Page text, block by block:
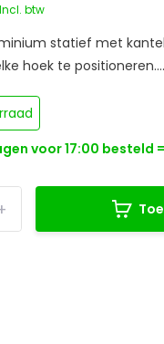
Incl. btw
statief met
hoek te positioneren....
voor 17:00 besteld